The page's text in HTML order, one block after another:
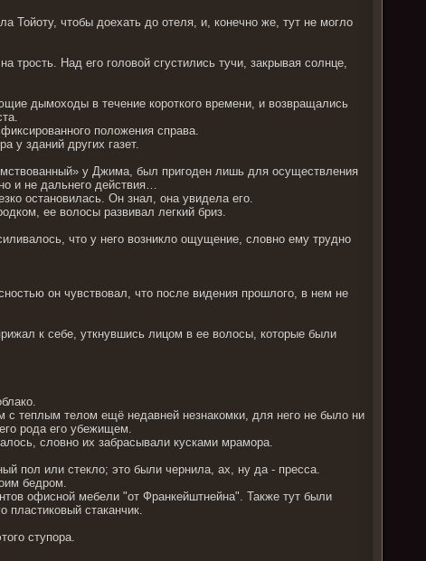
чтобы доехать до отеля, и, конечно же, тут не могло
Над его головой сгустились тучи, закрывая солнце,
дымоходы в течение короткого времени, и возвращались
положения справа.
у зданий других газет.
у Джима, был пригоден лишь для осуществления
и не дальнего действия…
остановилась. Он знал, она увидела его.
ее волосы развивал легкий бриз.
что у него возникло ощущение, словно ему трудно
он чувствовал, что после видения прошлого, в нем не
к себе, уткнувшись лицом в ее волосы, которые были
с теплым телом ещё недавней незнакомки, для него не было ни
рода его убежищем.
словно их забрасывали кусками мрамора.
пол или стекло; это были чернила, ах, ну да - пресса.
бедром.
офисной мебели "от Франкейштнейна". Также тут были
стаканчик.
ступора.